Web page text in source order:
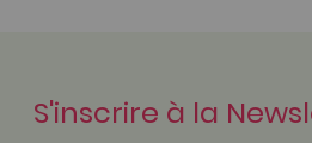
S'inscrire à la